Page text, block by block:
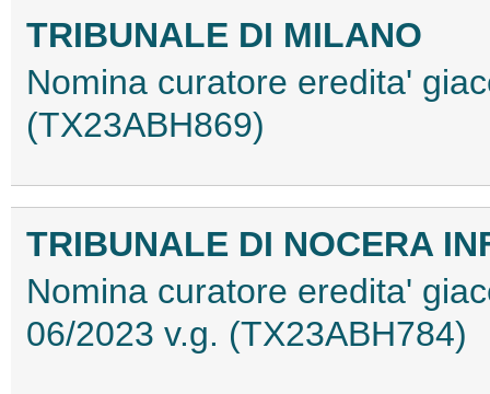
TRIBUNALE DI MILANO
Nomina curatore eredita'
(TX23ABH869)
TRIBUNALE DI NOCERA
Nomina curatore eredita'
06/2023 v.g. (TX23ABH784)